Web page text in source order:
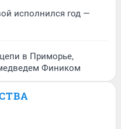
исполнился год —
в Приморье,
Фиником